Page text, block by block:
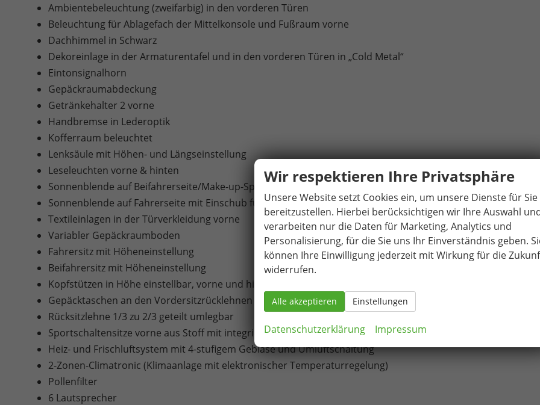
Ambientebeleuchtung (zweifarbig) in den vorderen Türen
Beleuchtung für Ablagefach der Mittelkonsole und Fußraum vorne
Dachhimmel in Schwarz
Dekoreinlage in der Armaturentafel und in den vorderen Türen in „Cold Metal“
Eintonsignalhorn
Gepäckraumabdeckung
Getränkehalter 2 vorne
Handbremse in Lederoptik
Kofferraum beleuchtet
Lenksäule mit Höhen- und Längseinstellung
Leseleuchten vorne & hinten
Sonnenblende auf Beifahrerseite/Make-up-Spiegel
Sonnenblende auf Fahrerseite mit Einschub für Parkscheibe/Make-up-Spiegel
Textileinlagen in der Türverkleidung vorne
Variabler Gepäckraumboden
Fahrersitz mit Höheneinstellung
Beifahrersitz mit Höheneinstellung
Kopfstützen in Höhe einstellbar, vorne und hinten
Gepäcktaschen an den Vordersitzrücklehnen
Rücksitzlehne 1/3 zu 2/3 geteilt umlegbar
Sportschaltensitze vorne aus Stoff mit integrierter Kopfstütze
Heiz- und Frischluftsystem mit 4-stufigem Gebläse und Umluftschaltung
2-Zonen-Climatronic (Klimaanlage mit elektronischer Temperaturregelung)
Pollenfilter
6 Lautsprecher
Wir respektieren Ihre Privatsphäre
Unsere Website setzt Cookies ein, um unsere Dienste für Sie
bereitzustellen. Hierbei berücksichtigen wir Ihre Auswahl
verarbeiten nur die Daten für Marketing, Analytics und
Personalisierung, für die Sie uns Ihr Einverständnis geben.
können Ihre Einwilligung jederzeit mit Wirkung für die
widerrufen.
Alle akzeptieren Einstellungen
Datenschutzerklärung Impressum